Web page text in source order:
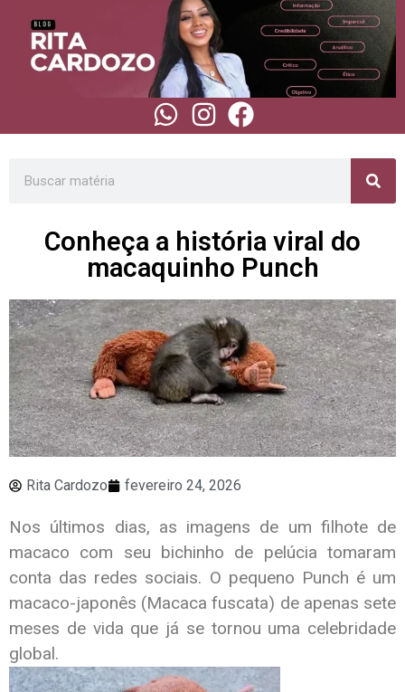
Conheça a história viral do
macaquinho Punch
Rita Cardozo fevereiro 24, 2026
Nos últimos dias, as imagens de um filhote de
macaco com seu bichinho de pelúcia tomaram
conta das redes sociais. O pequeno Punch é um
macaco-japonês (Macaca fuscata) de apenas sete
meses de vida que já se tornou uma celebridade
global.